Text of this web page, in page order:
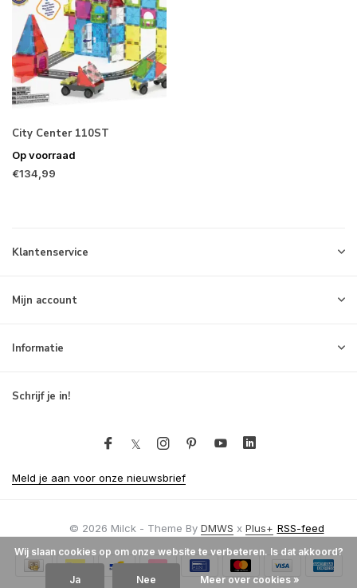
City Center 110ST
Op voorraad
€134,99
Klantenservice
Mijn account
Informatie
Schrijf je in!
Meld je aan voor onze nieuwsbrief
© 2026 Milck - Theme By DMWS x Plus+ RSS-feed
Wij slaan cookies op om onze website te verbeteren. Is dat akkoord?
Ja Nee Meer over cookies »